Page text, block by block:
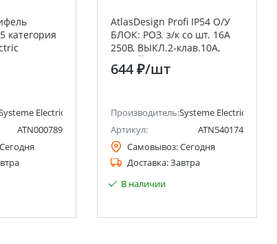
категория
Electric (ранее Schneider Electric)
ATN000789
Сегодня
AtlasDesign Profi IP54 О/У
БЛОК: РОЗ. з/к со шт. 16А
250B, ВЫКЛ.2-клав.10А,
БЕЛЫЙ, Россия Systeme
Electric (Schneider Electric)
644 ₽/шт
Производитель:Systeme Electric
Артикул:
ATN540174
Самовывоз:Сегодня
Доставка:Завтра
В наличии